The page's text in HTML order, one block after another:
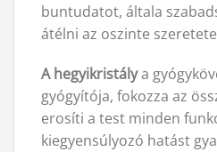
buntudatot, általa
átélni az oszinte
A hegyikristálya
gyógyítója, fokozza az
erosíti a test minden
kiegyensúlyozó hatást